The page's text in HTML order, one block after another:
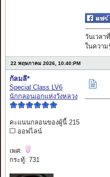
วันเวลา
ในความ
22 พฤษภาคม 2026, 10:40:PM
กัลมลี*
Special Class LV6
นักกลอนเอกแห่งวังหลวง
คะแนนกลอนของผู้นี้ 215
ออฟไลน์
เพศ:
กระทู้: 731